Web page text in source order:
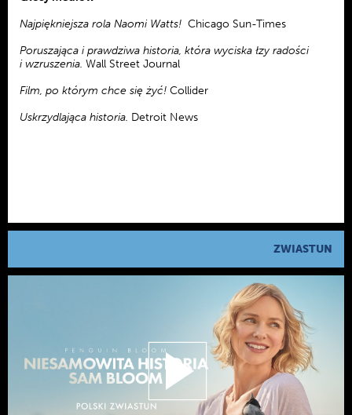
Najpiękniejsza rola Naomi Watts! Chicago Sun-Times
Poruszająca i prawdziwa historia, która wyciska łzy radości
i wzruszenia. Wall Street Journal
Film, po którym chce się żyć! Collider
Uskrzydlająca historia. Detroit News
ZWIASTUN